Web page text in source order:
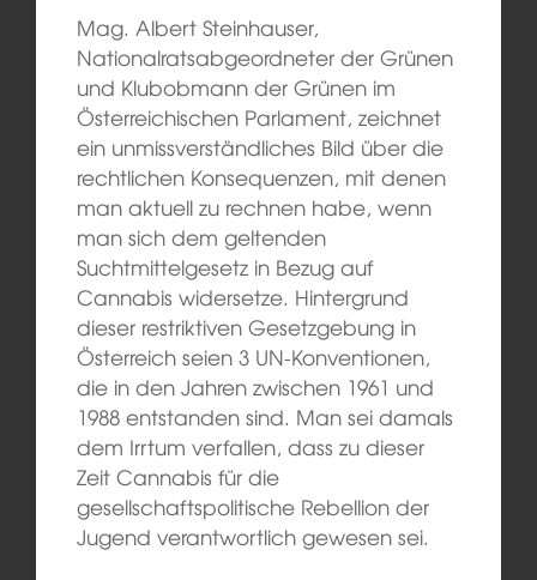
Mag. Albert Steinhauser,
Nationalratsabgeordneter der Grünen
und Klubobmann der Grünen im
Österreichischen Parlament, zeichnet
ein unmissverständliches Bild über die
rechtlichen Konsequenzen, mit denen
man aktuell zu rechnen habe, wenn
man sich dem geltenden
Suchtmittelgesetz in Bezug auf
Cannabis widersetze. Hintergrund
dieser restriktiven Gesetzgebung in
Österreich seien 3 UN-Konventionen,
die in den Jahren zwischen 1961 und
1988 entstanden sind. Man sei damals
dem Irrtum verfallen, dass zu dieser
Zeit Cannabis für die
gesellschaftspolitische Rebellion der
Jugend verantwortlich gewesen sei.